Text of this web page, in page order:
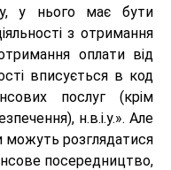
у нього має бути
з отримання
оплати від
вписується в код
послуг (крім
н.в.і.у.». Але
можуть розглядатися
посередництво,